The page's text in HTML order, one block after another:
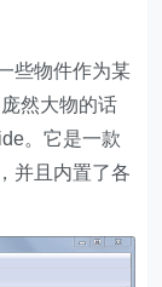
些物件作为某
然大物的话
。它是一款
并且内置了各